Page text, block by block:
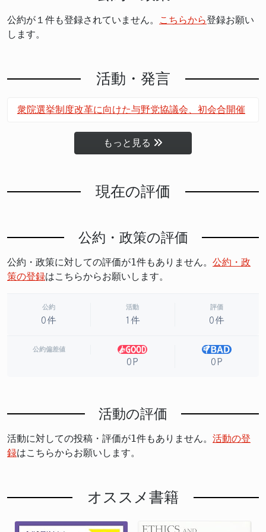
公約が１件も登録されていません。 こちらから登録お願い
します。
活動・発言
衆院選挙制度改革に向けた与野党協議会、初会合開催
もっと見る
現在の評価
公約・政策の評価
公約・政策に対しての評価が1件もありません。 公約・政
策の登録はこちらからお願いします。
公約
0件
活動
1件
評価
0件
公約偏差値
0P 0P
活動の評価
活動に対しての投稿・評価が1件もありません。 活動の登
録はこちらからお願いします。
オススメ書籍